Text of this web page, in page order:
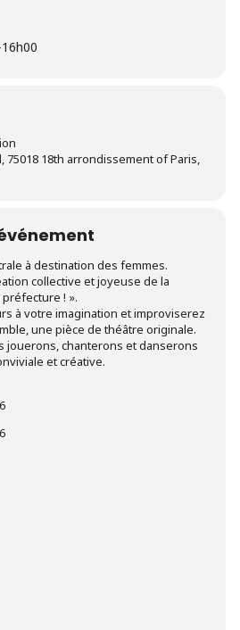
16h00
75018 18th arrondissement of Paris,
à destination des femmes.
collective et joyeuse de la
! ».
à votre imagination et improviserez
une pièce de théâtre originale.
jouerons, chanterons et danserons
et créative.